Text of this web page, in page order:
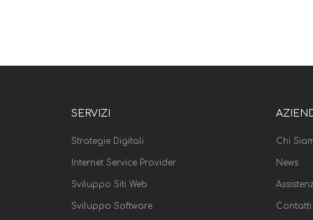
SERVIZI
Strategie Digitali
Internet Service Provider
Sviluppo Siti Web
Sviluppo Software
Chi
News
Contatti